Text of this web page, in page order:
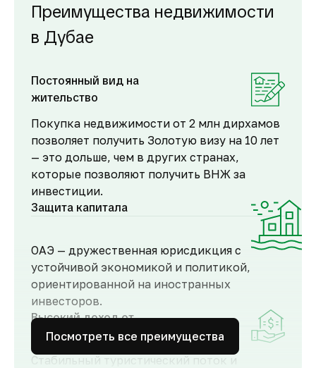
Преимущества недвижимости
в Дубае
Постоянный вид на
жительство
Покупка недвижимости от 2 млн дирхамов
позволяет получить Золотую визу на 10 лет
— это дольше, чем в других странах,
которые позволяют получить ВНЖ за
инвестиции.
Защита капитала
ОАЭ — дружественная юрисдикция с
устойчивой экономикой и политикой,
ориентированной на иностранных
инвесторов.
Высокий доход от
аренды
Стабильный туристический поток и
Посмотреть все преимущества